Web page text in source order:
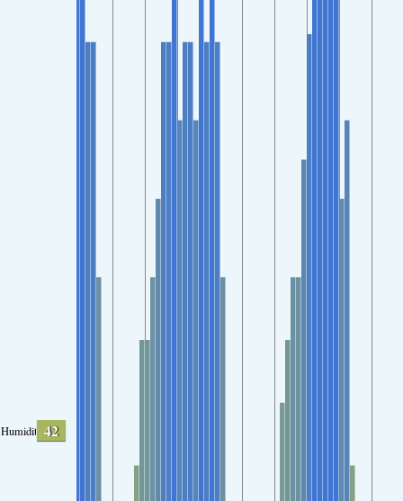
Humidity 42